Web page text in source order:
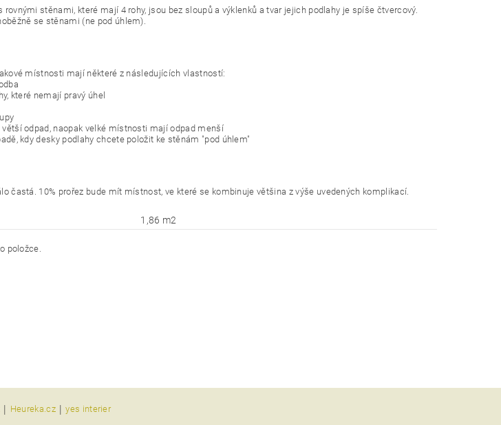
stěnami, které mají 4 rohy, jsou bez sloupů a výklenků a tvar jejich podlahy je spíše čtvercový.
se stěnami (ne pod úhlem).
místnosti mají některé z následujících vlastností:
které nemají pravý úhel
odpad, naopak velké místnosti mají odpad menší
kdy desky podlahy chcete položit ke stěnám "pod úhlem"
častá. 10% prořez bude mít místnost, ve které se kombinuje většina z výše uvedených komplikací.
1,86 m2
položce.
| Heureka.cz | yes interier